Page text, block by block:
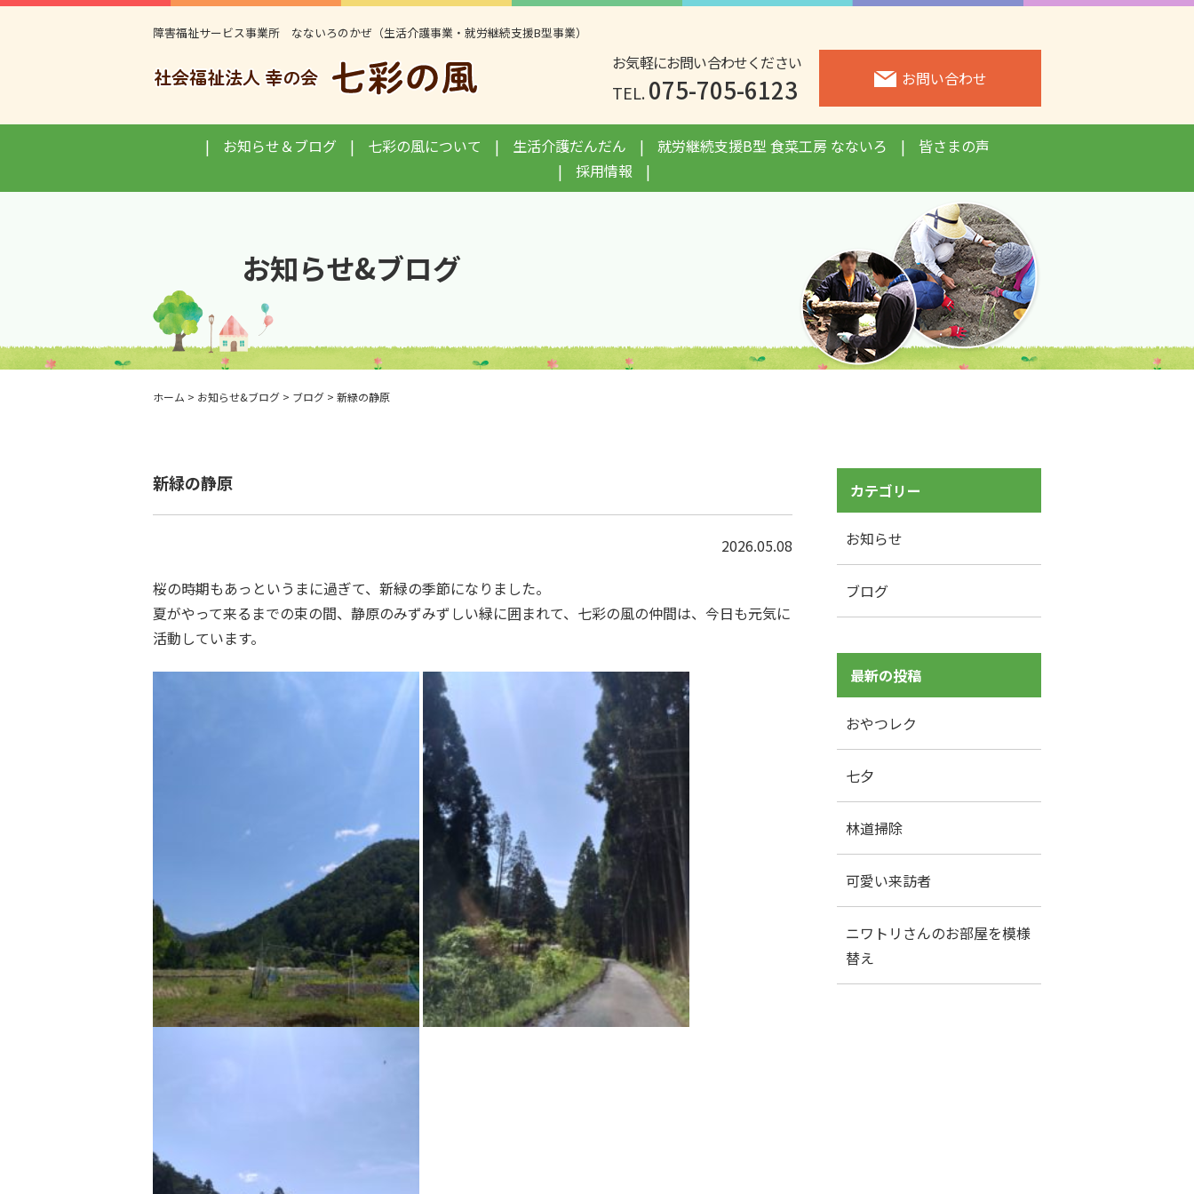
障害福祉サービス事業所 なないろのかぜ（生活介護事業・就労継続支援B型事業）
お気軽にお問い合わせください
TEL.075-705-6123 お問い合わせ
お知らせ＆ブログ 七彩の風について 生活介護だんだん 就労継続支援B型 食菜工房 なないろ
皆さまの声
採用情報
お知らせ&ブログ
ホーム > お知らせ&ブログ > ブログ > 新緑の静原
新緑の静原
2026.05.08
桜の時期もあっというまに過ぎて、新緑の季節になりました。
夏がやって来るまでの束の間、静原のみずみずしい緑に囲まれて、七彩の風の仲間は、今日も元気に
活動しています。
カテゴリー
お知らせ
ブログ
最新の投稿
おやつレク
七夕
林道掃除
可愛い来訪者
ニワトリさんのお部屋を模様
替え